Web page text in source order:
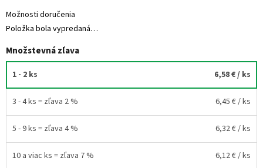
Možnosti doručenia
Položka bola vypredaná…
Množstevná zľava
1 - 2 ks 6,58 €/ ks
3 - 4 ks = zľava 2 % 6,45 €/ ks
5 - 9 ks = zľava 4 % 6,32 €/ ks
10 a viac ks = zľava 7 % 6,12 €/ ks